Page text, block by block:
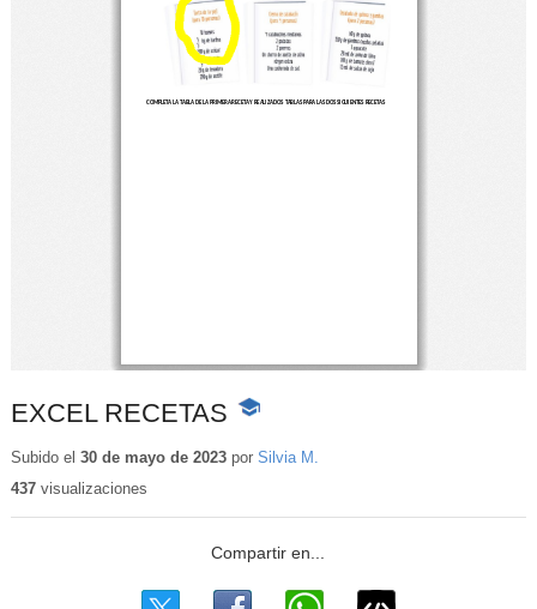
EXCEL RECETAS
-
educativo
Subido el 30 de mayo de 2023por Silvia M.
437visualizaciones